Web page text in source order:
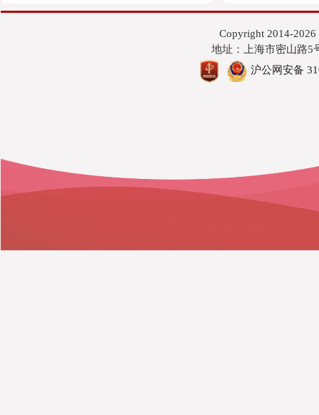
Copyright 2014-
地址：上海市密山路5
沪公网安备